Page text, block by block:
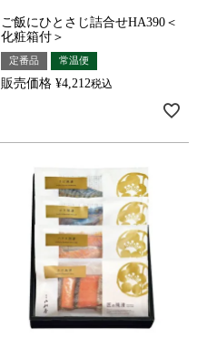
ご飯にひとさじ詰合せHA390＜
化粧箱付＞
定番品 常温便
販売価格 ¥4,212税込